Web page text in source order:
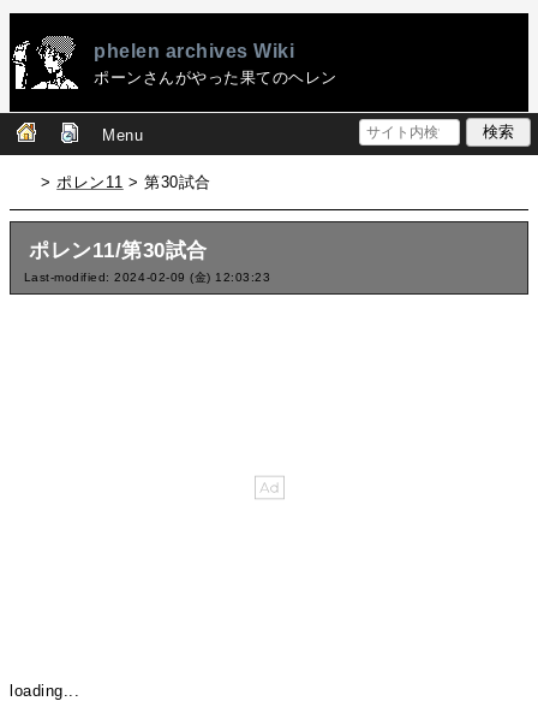
phelen archives Wiki
ポーンさんがやった果てのヘレン
Menu
>ポレン11 > 第30試合
ポレン11/第30試合
Last-modified: 2024-02-09 (金) 12:03:23
loading...